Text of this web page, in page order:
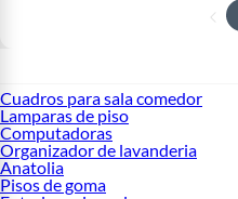
Cuadros para sala comedor
Lamparas de piso
Computadoras
Organizador de lavanderia
Anatolia
Pisos de goma